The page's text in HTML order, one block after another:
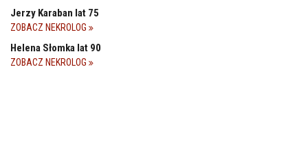
Jerzy Karaban lat 75
ZOBACZ NEKROLOG
Helena Słomka lat 90
ZOBACZ NEKROLOG